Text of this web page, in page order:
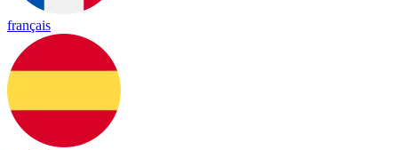
français